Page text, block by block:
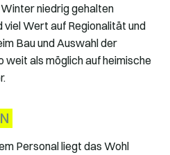
niedrig gehalten
viel Wert auf Regionalität und
Bau und Auswahl der
als möglich auf heimische
Personal liegt das Wohl